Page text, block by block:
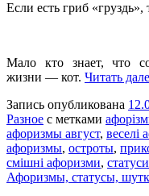
Если есть гриб
Мало кто знает, что
жизни — кот. Читать
Запись опубликована
Разное с метками
афоризмы август, веселі
афоризмы, остроты,
смішні афоризми, статуси
Афоризмы, статусы,